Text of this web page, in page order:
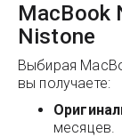
MacBook
Nistone
Выбирая
вы получаете:
месяцев.